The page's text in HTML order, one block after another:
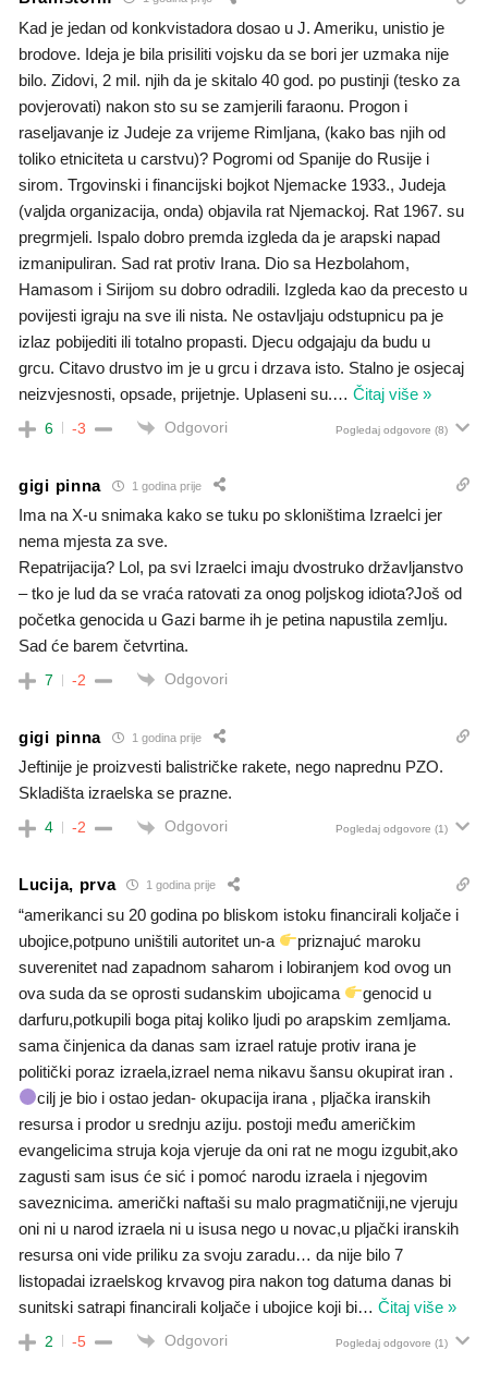
Kad je jedan od konkvistadora dosao u J. Ameriku, unistio je
brodove. Ideja je bila prisiliti vojsku da se bori jer uzmaka nije
bilo. Zidovi, 2 mil. njih da je skitalo 40 god. po pustinji (tesko za
povjerovati) nakon sto su se zamjerili faraonu. Progon i
raseljavanje iz Judeje za vrijeme Rimljana, (kako bas njih od
toliko etniciteta u carstvu)? Pogromi od Spanije do Rusije i
sirom. Trgovinski i financijski bojkot Njemacke 1933., Judeja
(valjda organizacija, onda) objavila rat Njemackoj. Rat 1967. su
pregrmjeli. Ispalo dobro premda izgleda da je arapski napad
izmanipuliran. Sad rat protiv Irana. Dio sa Hezbolahom,
Hamasom i Sirijom su dobro odradili. Izgleda kao da precesto u
povijesti igraju na sve ili nista. Ne ostavljaju odstupnicu pa je
izlaz pobijediti ili totalno propasti. Djecu odgajaju da budu u
grcu. Citavo drustvo im je u grcu i drzava isto. Stalno je osjecaj
neizvjesnosti, opsade, prijetnje. Uplaseni su.… Čitaj više »
6 -3 Odgovori Pogledaj odgovore (8)
gigi pinna 1 godina prije
Ima na X-u snimaka kako se tuku po skloništima Izraelci jer
nema mjesta za sve.
Repatrijacija? Lol, pa svi Izraelci imaju dvostruko državljanstvo
– tko je lud da se vraća ratovati za onog poljskog idiota?Još od
početka genocida u Gazi barme ih je petina napustila zemlju.
Sad će barem četvrtina.
7 -2 Odgovori
gigi pinna 1 godina prije
Jeftinije je proizvesti balistričke rakete, nego naprednu PZO.
Skladišta izraelska se prazne.
4 -2 Odgovori Pogledaj odgovore (1)
Lucija, prva 1 godina prije
“amerikanci su 20 godina po bliskom istoku financirali koljače i
ubojice,potpuno uništili autoritet un-a
priznajuć maroku
suverenitet nad zapadnom saharom i lobiranjem kod ovog un
ova suda da se oprosti sudanskim ubojicama
genocid u
darfuru,potkupili boga pitaj koliko ljudi po arapskim zemljama.
sama činjenica da danas sam izrael ratuje protiv irana je
politički poraz izraela,izrael nema nikavu šansu okupirat iran .
cilj je bio i ostao jedan- okupacija irana , pljačka iranskih
resursa i prodor u srednju aziju. postoji među američkim
evangelicima struja koja vjeruje da oni rat ne mogu izgubit,ako
zagusti sam isus će sić i pomoć narodu izraela i njegovim
saveznicima. američki naftaši su malo pragmatičniji,ne vjeruju
oni ni u narod izraela ni u isusa nego u novac,u pljački iranskih
resursa oni vide priliku za svoju zaradu… da nije bilo 7
listopadai izraelskog krvavog pira nakon tog datuma danas bi
sunitski satrapi financirali koljače i ubojice koji bi… Čitaj više »
2 -5 Odgovori Pogledaj odgovore (1)